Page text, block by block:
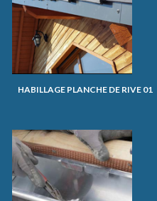
HABILLAGE PLANCHE DE RIVE 01